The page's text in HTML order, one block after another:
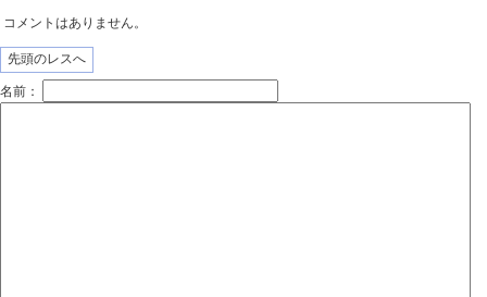
コメントはありません。
先頭のレスへ
名前：